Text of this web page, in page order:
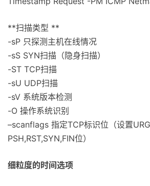
**扫描类型 **
-sP 只探测主机在线情况
-sS SYN扫描（隐身扫描）
-ST TCP扫描
-sU UDP扫描
-sV 系统版本检测
-O 操作系统识别
–scanflags 指定TCP标识位（设置
PSH,RST,SYN,FIN位）
细粒度的时间选项